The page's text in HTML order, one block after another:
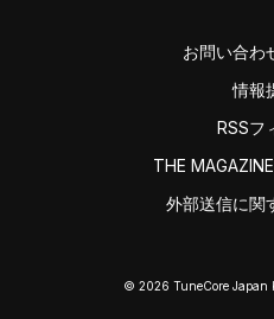
お問い合わ
情報
RSSフ
THE
外部送信に関
© 2026 TuneCore Japan